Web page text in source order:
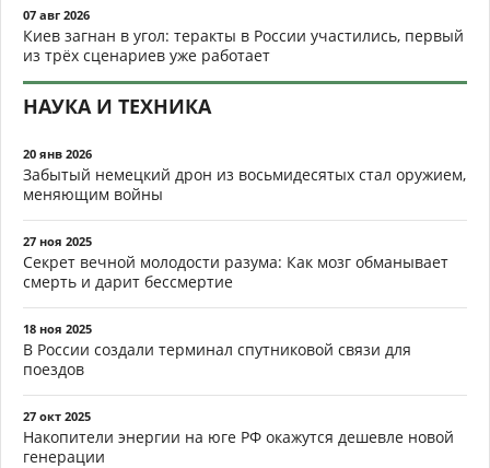
07 авг 2026
Киев загнан в угол: теракты в России участились, первый
из трёх сценариев уже работает
НАУКА И ТЕХНИКА
20 янв 2026
Забытый немецкий дрон из восьмидесятых стал оружием,
меняющим войны
27 ноя 2025
Секрет вечной молодости разума: Как мозг обманывает
смерть и дарит бессмертие
18 ноя 2025
В России создали терминал спутниковой связи для
поездов
27 окт 2025
Накопители энергии на юге РФ окажутся дешевле новой
генерации